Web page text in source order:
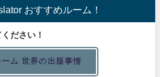
おすすめルーム！
ださい！
ム 世界の出版事情